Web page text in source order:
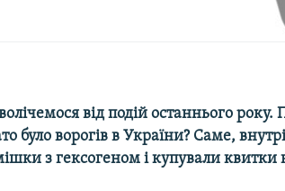
від подій останнього
було ворогів в України? Саме,
з гексогеном і купували квитки